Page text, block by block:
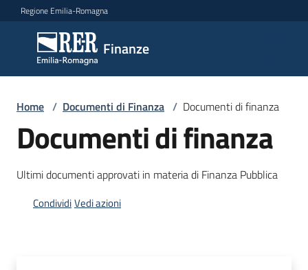
Vai al contenuto
Vai alla navigazione
Vai al footer
Regione Emilia-Romagna
Finanze
Finanze
Argomenti
Home / Documenti di Finanza / Documenti di finanza
Documenti di finanza
Ultimi documenti approvati in materia di Finanza Pubblica
CondividiVedi azioni